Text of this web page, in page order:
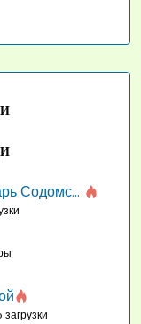
088 – Царь Мелхиседек и царь Содомский